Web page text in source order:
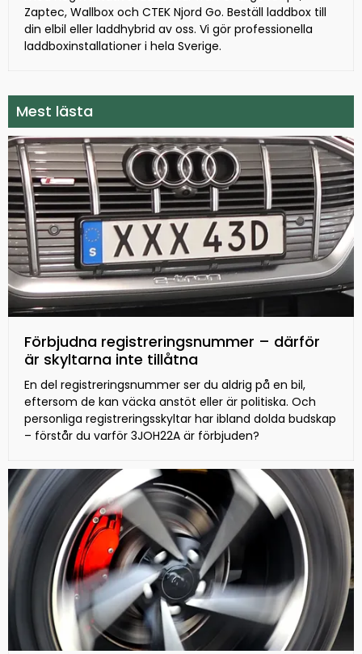
Zaptec, Wallbox och CTEK Njord Go. Beställ laddbox till
din elbil eller laddhybrid av oss. Vi gör professionella
laddboxinstallationer i hela Sverige.
Mest lästa
Förbjudna registreringsnummer – därför
är skyltarna inte tillåtna
En del registreringsnummer ser du aldrig på en bil,
eftersom de kan väcka anstöt eller är politiska. Och
personliga registreringsskyltar har ibland dolda budskap
– förstår du varför 3JOH22A är förbjuden?